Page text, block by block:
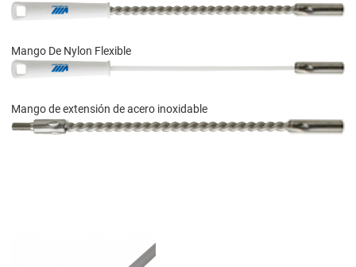
Mango De Nylon Flexible
Mango de extensión de acero inoxidable